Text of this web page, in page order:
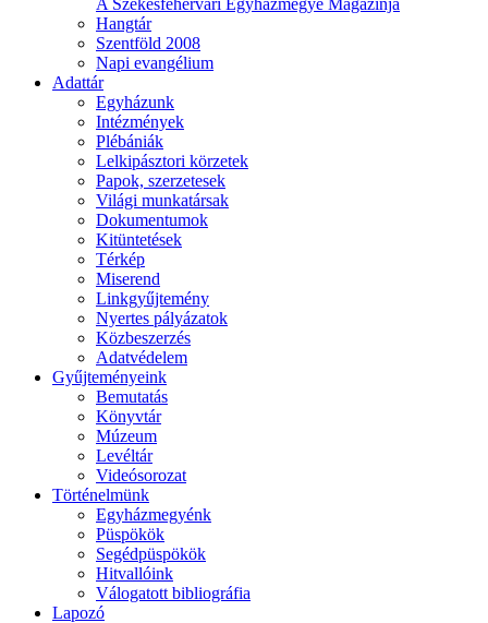
A Székesfehérvári Egyházmegye Magazinja
Hangtár
Szentföld 2008
Napi evangélium
Adattár
Egyházunk
Intézmények
Plébániák
Lelkipásztori körzetek
Papok, szerzetesek
Világi munkatársak
Dokumentumok
Kitüntetések
Térkép
Miserend
Linkgyűjtemény
Nyertes pályázatok
Közbeszerzés
Adatvédelem
Gyűjteményeink
Bemutatás
Könyvtár
Múzeum
Levéltár
Videósorozat
Történelmünk
Egyházmegyénk
Püspökök
Segédpüspökök
Hitvallóink
Válogatott bibliográfia
Lapozó